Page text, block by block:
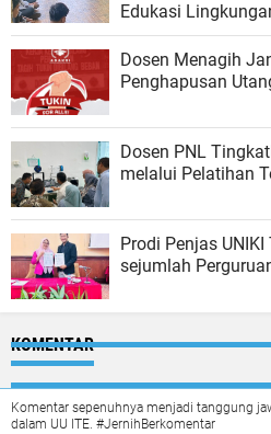
Edukasi
Dosen Menagih
Penghapusan
Dosen PNL
melalui Pelatihan
Prodi Penjas
sejumlah
KOMENTAR
Komentar sepenuhnya menjadi tanggung
dalam UU ITE. #JernihBerkomentar